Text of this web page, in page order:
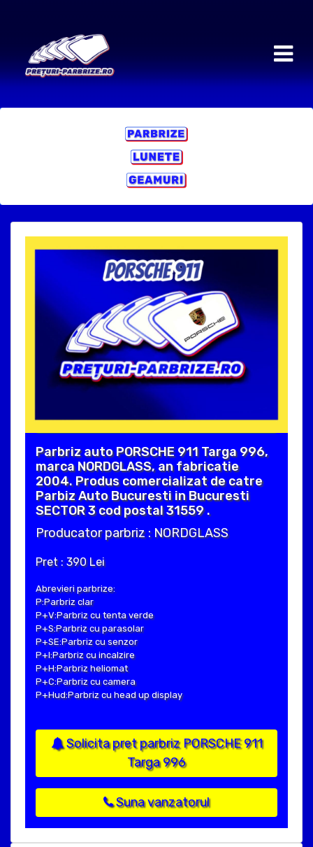
Parbriz auto PORSCHE 911 Targa 996,
marca NORDGLASS, an fabricatie
2004. Produs comercializat de catre
Parbiz Auto Bucuresti in Bucuresti
SECTOR 3 cod postal 31559 .
Producator parbriz : NORDGLASS
Pret : 390 Lei
Abrevieri parbrize:
P:Parbriz clar
P+V:Parbriz cu tenta verde
P+S:Parbriz cu parasolar
P+SE:Parbriz cu senzor
P+I:Parbriz cu incalzire
P+H:Parbriz heliomat
P+C:Parbriz cu camera
P+Hud:Parbriz cu head up display
Solicita pret parbriz PORSCHE 911
Targa 996
Suna vanzatorul